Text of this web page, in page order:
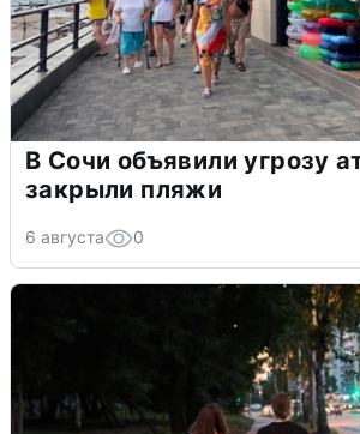
В Сочи объявили угрозу
закрыли пляжи
6 августа 0